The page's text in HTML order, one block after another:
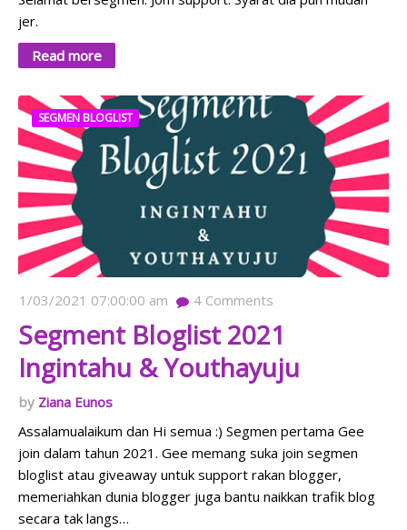
jer.
Read more
SEGMEN BLOGLIST
1/03/2021 07:00:00 am 4 Comments
Segment Bloglist 2021
Ingintahu & Youthayuju
Ziana Eunos
Assalamualaikum dan Hi semua :) Segmen pertama Gee
join dalam tahun 2021. Gee memang suka join segmen
bloglist atau giveaway untuk support rakan blogger,
memeriahkan dunia blogger juga bantu naikkan trafik blog
secara tak langs…